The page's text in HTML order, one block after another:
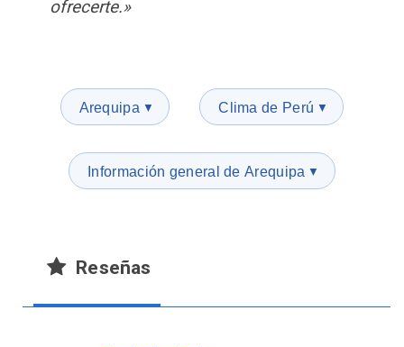
ofrecerte.»
Arequipa ▼ Clima de Perú ▼
Información general de Arequipa ▼
Reseñas